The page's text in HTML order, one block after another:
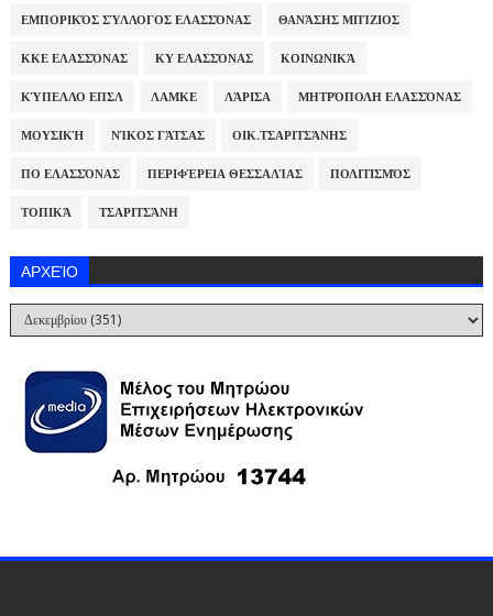
ΕΜΠΟΡΙΚΌΣ ΣΎΛΛΟΓΟΣ ΕΛΑΣΣΌΝΑΣ ΘΑΝΆΣΗΣ ΜΠΊΖΙΟΣ
ΚΚΕ ΕΛΑΣΣΌΝΑΣ ΚΥ ΕΛΑΣΣΌΝΑΣ ΚΟΙΝΩΝΙΚΆ
ΚΎΠΕΛΛΟ ΕΠΣΛ ΛΑΜΚΕ ΛΆΡΙΣΑ ΜΗΤΡΌΠΟΛΗ ΕΛΑΣΣΌΝΑΣ
ΜΟΥΣΙΚΉ ΝΊΚΟΣ ΓΆΤΣΑΣ ΟΙΚ.ΤΣΑΡΙΤΣΆΝΗΣ
ΠΟ ΕΛΑΣΣΌΝΑΣ ΠΕΡΙΦΈΡΕΙΑ ΘΕΣΣΑΛΊΑΣ ΠΟΛΙΤΙΣΜΌΣ
ΤΟΠΙΚΆ ΤΣΑΡΙΤΣΆΝΗ
ΑΡΧΕΊΟ